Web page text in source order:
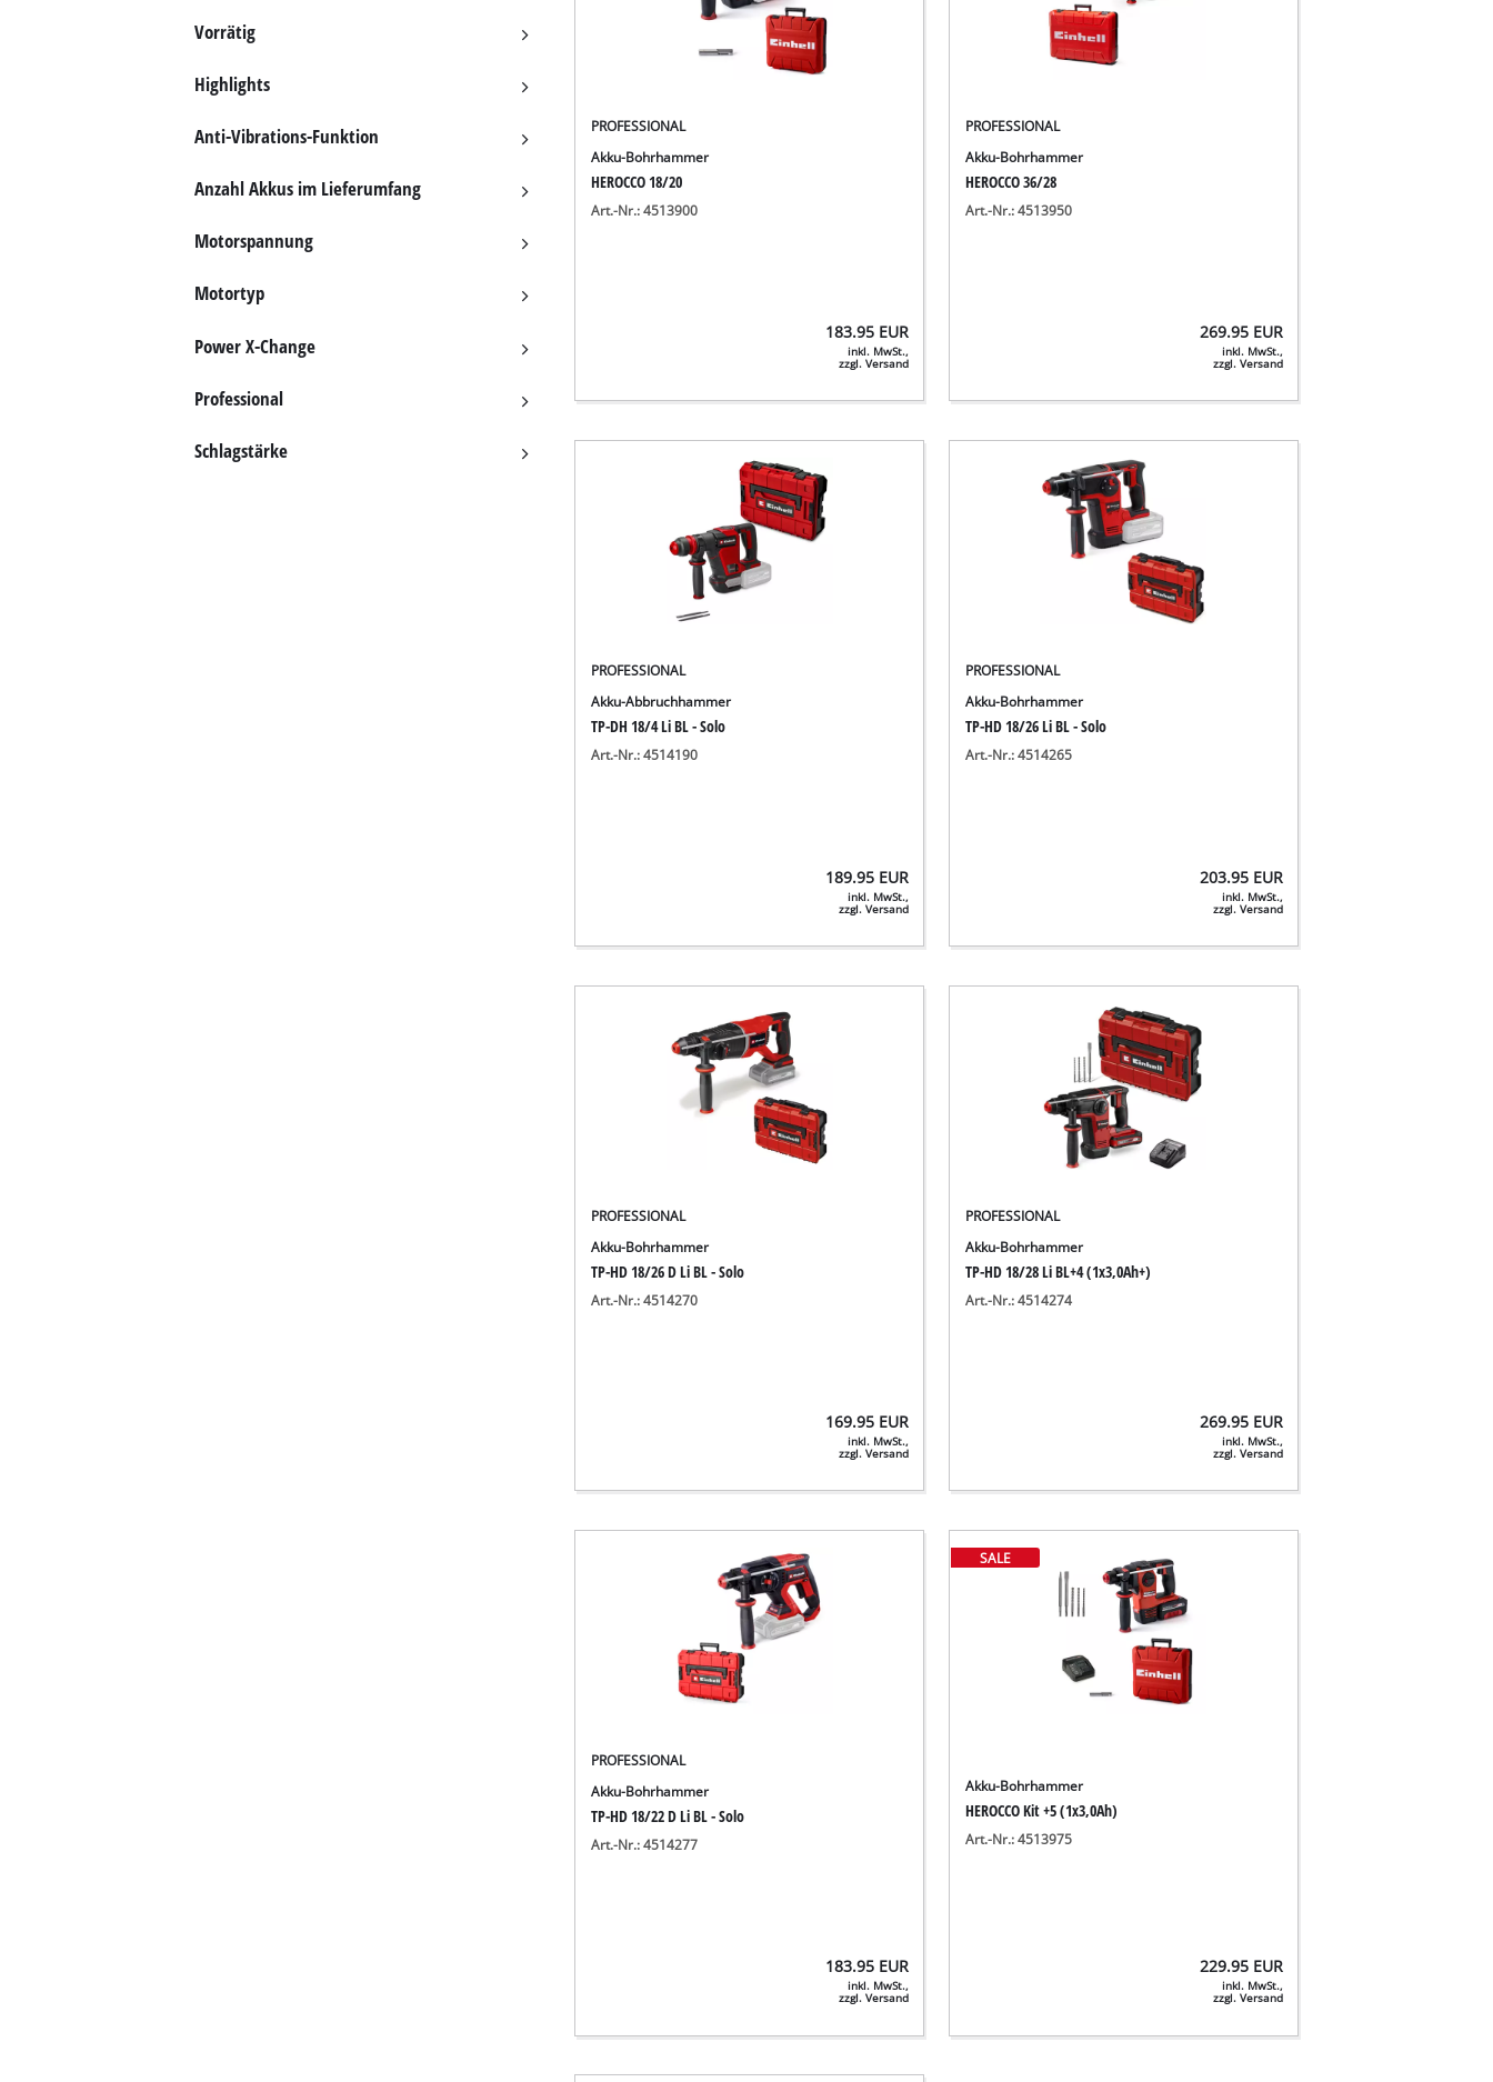
Vorrätig
Highlights
Anti-Vibrations-Funktion
Anzahl Akkus im Lieferumfang
Motorspannung
Motortyp
Power X-Change
Professional
Schlagstärke
PROFESSIONAL
Akku-Bohrhammer
HEROCCO 18/20
Art.-Nr.: 4513900
183.95 EUR
inkl. MwSt.,
zzgl. Versand
PROFESSIONAL
Akku-Bohrhammer
HEROCCO 36/28
Art.-Nr.: 4513950
269.95 EUR
inkl. MwSt.,
zzgl. Versand
PROFESSIONAL
Akku-Abbruchhammer
TP-DH 18/4 Li BL - Solo
Art.-Nr.: 4514190
189.95 EUR
inkl. MwSt.,
zzgl. Versand
PROFESSIONAL
Akku-Bohrhammer
TP-HD 18/26 Li BL - Solo
Art.-Nr.: 4514265
203.95 EUR
inkl. MwSt.,
zzgl. Versand
PROFESSIONAL
Akku-Bohrhammer
TP-HD 18/26 D Li BL - Solo
Art.-Nr.: 4514270
169.95 EUR
inkl. MwSt.,
zzgl. Versand
PROFESSIONAL
Akku-Bohrhammer
TP-HD 18/28 Li BL+4 (1x3,0Ah+)
Art.-Nr.: 4514274
269.95 EUR
inkl. MwSt.,
zzgl. Versand
PROFESSIONAL
Akku-Bohrhammer
TP-HD 18/22 D Li BL - Solo
Art.-Nr.: 4514277
183.95 EUR
inkl. MwSt.,
zzgl. Versand
SALE
Akku-Bohrhammer
HEROCCO Kit +5 (1x3,0Ah)
Art.-Nr.: 4513975
229.95 EUR
inkl. MwSt.,
zzgl. Versand